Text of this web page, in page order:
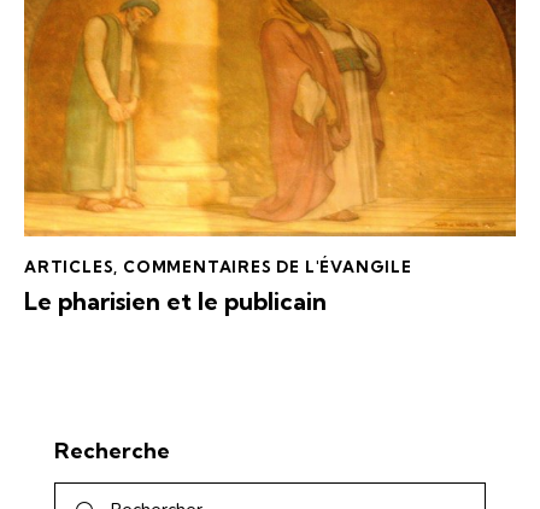
ARTICLES COMMENTAIRES DE L'ÉVANGILE
Le pharisien et le publicain
Recherche